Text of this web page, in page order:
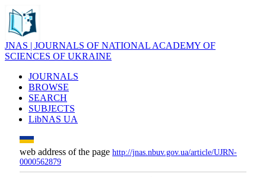
JNAS | JOURNALS OF NATIONAL ACADEMY OF
SCIENCES OF UKRAINE
JOURNALS
BROWSE
SEARCH
SUBJECTS
LibNAS UA
web address of the page http://jnas.nbuv.gov.ua/article/UJRN-
0000562879